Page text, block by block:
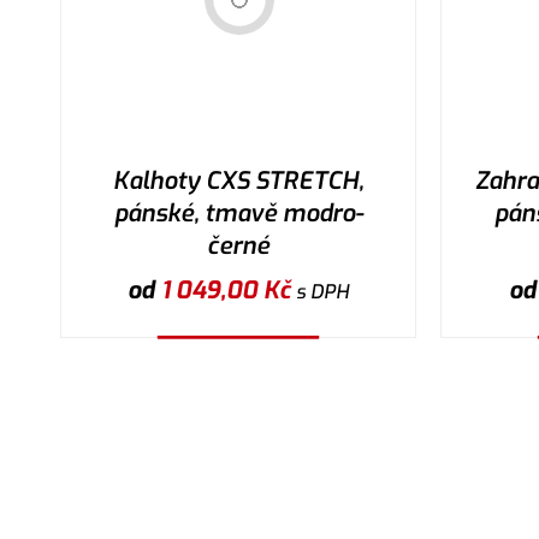
Kalhoty CXS STRETCH,
pánské, tmavě modro-
černé
od 1 049,00Kčs DPH